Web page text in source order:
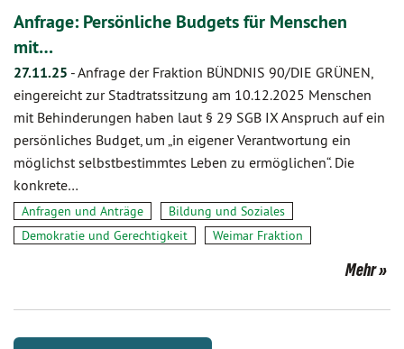
Anfrage: Persönliche Budgets für Menschen
mit…
27.11.25 -Anfrage der Fraktion BÜNDNIS 90/DIE GRÜNEN,
eingereicht zur Stadtratssitzung am 10.12.2025 Menschen
mit Behinderungen haben laut § 29 SGB IX Anspruch auf ein
persönliches Budget, um „in eigener Verantwortung ein
möglichst selbstbestimmtes Leben zu ermöglichen“. Die
konkrete…
Anfragen und Anträge
Bildung und Soziales
Demokratie und Gerechtigkeit
Weimar Fraktion
Mehr